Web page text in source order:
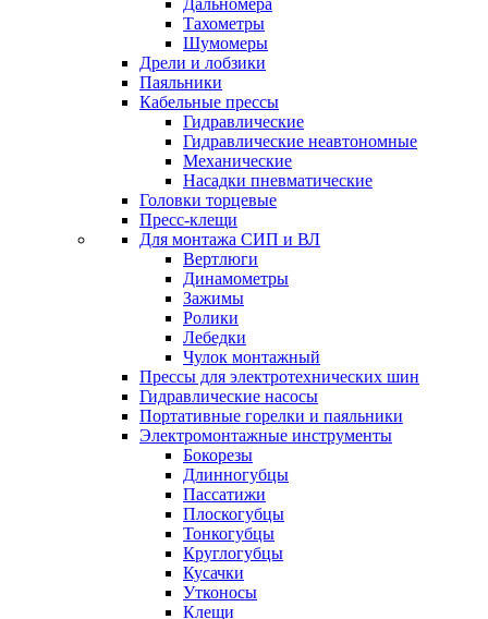
Дальномера
Тахометры
Шумомеры
Дрели и лобзики
Паяльники
Кабельные прессы
Гидравлические
Гидравлические неавтономные
Механические
Насадки пневматические
Головки торцевые
Пресс-клещи
Для монтажа СИП и ВЛ
Вертлюги
Динамометры
Зажимы
Ролики
Лебедки
Чулок монтажный
Прессы для электротехнических шин
Гидравлические насосы
Портативные горелки и паяльники
Электромонтажные инструменты
Бокорезы
Длинногубцы
Пассатижи
Плоскогубцы
Тонкогубцы
Круглогубцы
Кусачки
Утконосы
Клещи